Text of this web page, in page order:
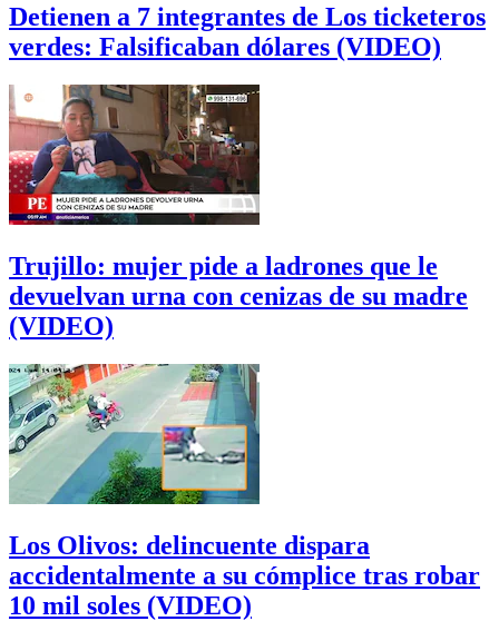
Detienen a 7 integrantes de Los ticketeros
verdes: Falsificaban dólares (VIDEO)
Trujillo: mujer pide a ladrones que le
devuelvan urna con cenizas de su madre
(VIDEO)
Los Olivos: delincuente dispara
accidentalmente a su cómplice tras robar
10 mil soles (VIDEO)